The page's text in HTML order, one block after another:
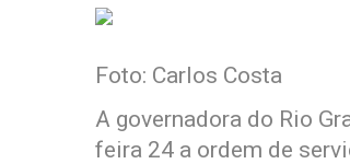
Foto: Carlos Costa
A governadora do Rio
feira 24 a ordem de